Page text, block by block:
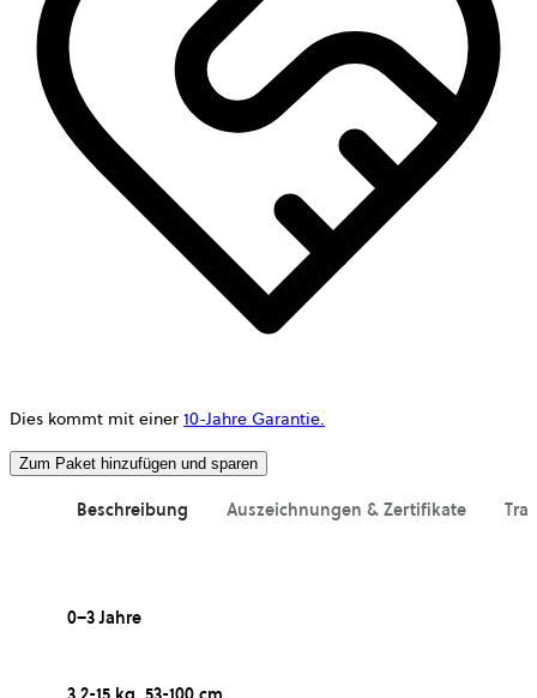
Dies kommt mit einer 10-Jahre Garantie.
Zum Paket hinzufügen und sparen
Beschreibung Auszeichnungen & Zertifikate
0–3 Jahre